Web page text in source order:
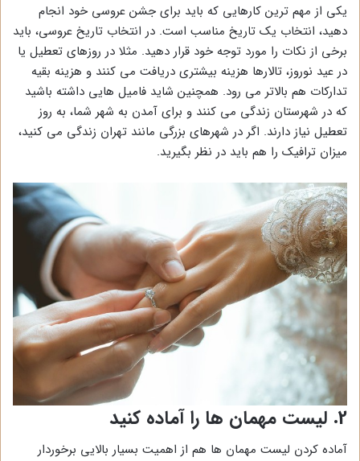
یکی از مهم ترین کارهایی که باید برای جشن عروسی خود انجام
دهید، انتخاب یک تاریخ مناسب است. در انتخاب تاریخ عروسی، باید
برخی از نکات را مورد توجه خود قرار دهید. مثلا در روزهای تعطیل یا
در عید نوروز، تالارها هزینه بیشتری دریافت می کنند و هزینه بقیه
تدارکات هم بالاتر می رود. همچنین شاید فامیل هایی داشته باشید
که در شهرستان زندگی می کنند و برای آمدن به شهر شما، به روز
تعطیل نیاز دارند. اگر در شهرهای بزرگی مانند تهران زندگی می کنید،
میزان ترافیک را هم باید در نظر بگیرید.
2. لیست مهمان ها را آماده کنید
آماده کردن لیست مهمان ها هم از اهمیت بسیار بالایی برخوردار